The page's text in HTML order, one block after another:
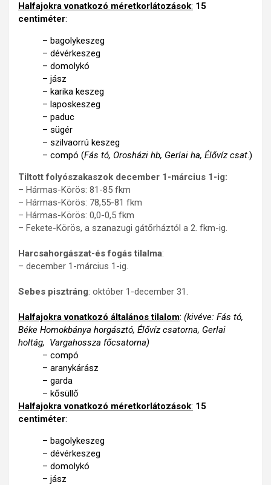
Halfajokra vonatkozó méretkorlátozások: 15
centiméter:
– bagolykeszeg
– dévérkeszeg
– domolykó
– jász
– karika keszeg
– laposkeszeg
– paduc
– sügér
– szilvaorrú keszeg
– compó (Fás tó, Orosházi hb, Gerlai ha, Élővíz csat.)
Tiltott folyószakaszok december 1-március 1-ig:
– Hármas-Körös: 81-85 fkm
– Hármas-Körös: 78,55-81 fkm
– Hármas-Körös: 0,0-0,5 fkm
– Fekete-Körös, a szanazugi gátőrháztól a 2. fkm-ig.
Harcsahorgászat-és fogás tilalma:
– december 1-március 1-ig.
Sebes pisztráng: október 1-december 31.
Halfajokra vonatkozó általános tilalom: (kivéve: Fás tó,
Béke Homokbánya horgásztó, Élővíz csatorna, Gerlai
holtág, Vargahossza főcsatorna)
– compó
– aranykárász
– garda
– kősüllő
Halfajokra vonatkozó méretkorlátozások: 15
centiméter:
– bagolykeszeg
– dévérkeszeg
– domolykó
– jász